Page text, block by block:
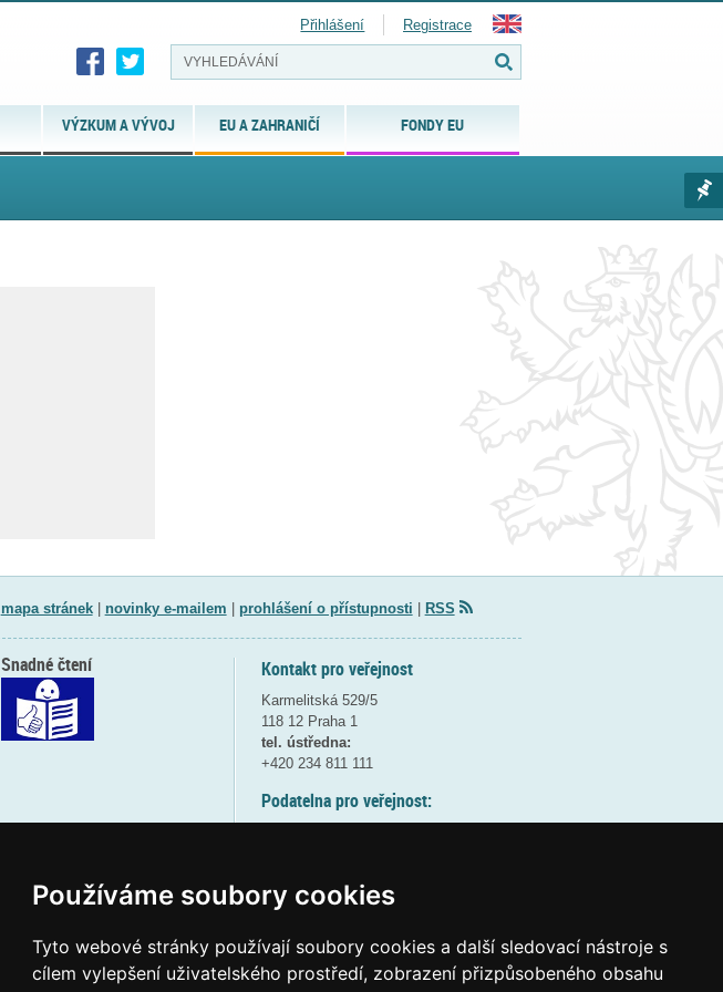
Používáme soubory cookies
Tyto webové stránky používají soubory cookies a další sledovací nástroje s
cílem vylepšení uživatelského prostředí, zobrazení přizpůsobeného obsahu
VÝZKUM A VÝVOJ EU A ZAHRANIČÍ FONDY EU
Přihlášení Registrace
mapa stránek| novinky e-mailem prohlášení o přístupnosti RSS
Kontakt pro veřejnost
Karmelitská 529/5
118 12 Praha 1
tel. ústředna:
+420 234 811 111
Podatelna pro veřejnost:
(více informací
Elektronická podatelna:
Snadné čtení